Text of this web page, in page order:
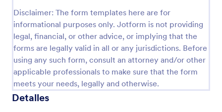
Disclaimer: The form templates here are for
informational purposes only. Jotform is not providing
legal, financial, or other advice, or implying that the
forms are legally valid in all or any jurisdictions. Before
using any such form, consult an attorney and/or other
applicable professionals to make sure that the form
meets your needs, legally and otherwise.
Detalles
de su negocio. Puede personalizar completamente
la plantilla a través del creador de formularios fácil
de usar de Jotform, cambiar, agregar o eliminar
campos a través de la función de arrastrar y soltar,
cambiar los colores, las fuentes y el fondo sin
necesidad de codificación."
Vista previa